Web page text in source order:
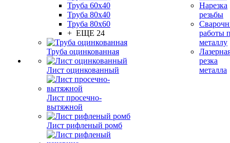
Труба 60x40
Труба 80x40
Труба 80x60
+ ЕЩЕ 24
Труба оцинкованная
Лист оцинкованный
Лист просечно-
вытяжной
Лист рифленый ромб
Нарезка
резьбы
работы
металлу
резка
металла